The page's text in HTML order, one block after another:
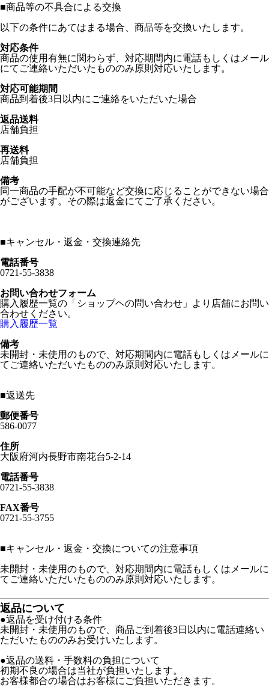
■商品等の不具合による交換
以下の条件にあてはまる場合、商品等を交換いたします。
対応条件
商品の使用有無に関わらず、対応期間内に電話もしくはメール
にてご連絡いただいたもののみ原則対応いたします。
対応可能期間
商品到着後3日以内にご連絡をいただいた場合
返品送料
店舗負担
再送料
店舗負担
備考
同一商品の手配が不可能など交換に応じることができない場合
がございます。その際は返金にてご了承ください。
■キャンセル・返金・交換連絡先
電話番号
0721-55-3838
お問い合わせフォーム
購入履歴一覧の「ショップヘの問い合わせ」より店舗にお問い
合わせください。
購入履歴一覧
備考
未開封・未使用のもので、対応期間内に電話もしくはメールに
てご連絡いただいたもののみ原則対応いたします。
■返送先
郵便番号
586-0077
住所
大阪府河内長野市南花台5-2-14
電話番号
0721-55-3838
FAX番号
0721-55-3755
■キャンセル・返金・交換についての注意事項
未開封・未使用のもので、対応期間内に電話もしくはメールに
てご連絡いただいたもののみ原則対応いたします。
返品について
●返品を受け付ける条件
未開封・未使用のもので、商品ご到着後3日以内に電話連絡い
ただいたもののみお受けいたします。
●返品の送料・手数料の負担について
初期不良の場合は当社が負担いたします。
お客様都合の場合はお客様にご負担いただきます。